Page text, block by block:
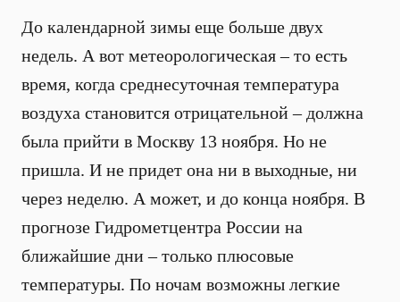
До календарной зимы еще больше двух
недель. А вот метеорологическая – то есть
время, когда среднесуточная температура
воздуха становится отрицательной – должна
была прийти в Москву 13 ноября. Но не
пришла. И не придет она ни в выходные, ни
через неделю. А может, и до конца ноября. В
прогнозе Гидрометцентра России на
ближайшие дни – только плюсовые
температуры. По ночам возможны легкие